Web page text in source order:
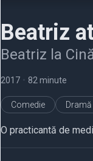
Beatriz
Beatriz la
2017 • 82 minute
Comedie Dramă
O practicantă de